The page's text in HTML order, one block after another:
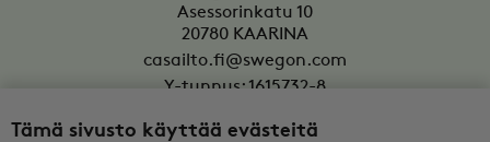
Asessorinkatu 10
20780 KAARINA
casailto.fi@swegon.com
Y-tunnus: 1615732-8
Tämä sivusto käyttää evästeitä